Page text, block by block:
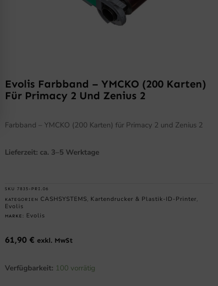
Evolis Farbband – YMCKO (200 Karten)
Für Primacy 2 Und Zenius 2
Farbband – YMCKO (200 Karten) für Primacy 2 und Zenius 2
Lieferzeit: ca. 3–5 Werktage
SKU 7835-PRI.06
KATEGORIEN CASHSYSTEMS , Kartendrucker & Plastik-ID-Printer ,
Evolis
MARKE: Evolis
61,90 € exkl. MwSt
Verfügbarkeit: 100 vorrätig
Farbband